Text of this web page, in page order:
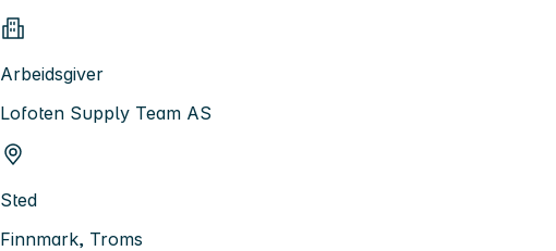
Arbeidsgiver
Lofoten Supply Team AS
Sted
Finnmark, Troms